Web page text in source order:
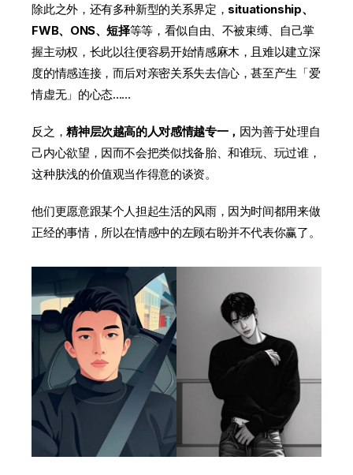
除此之外，还有多种新型的关系界定， situationship、
FWB、ONS、短择等等，看似自由、不被束缚、自己掌
握主动权，长此以往便容易开始情感麻木，且难以建立深
度的情感连接，而后对亲密关系失去信心，甚至产生「爱
情虚无」的心态……
反之，精神层次越高的人对感情越专一， 因为善于处理自
己内心欲望，因而不会把类似找备胎、和谁玩、玩过谁，
这种肤浅的价值观当作得意的谈资。
他们更愿意跟某个人担起生活的风雨，因为时间都用来做
正经的事情，所以在情感中的左顾右盼并不代表你赢了。